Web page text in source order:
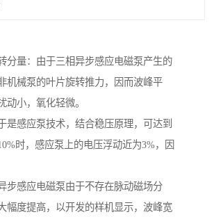
分量：由于三相异步感应电磁泵产生的
机械泵的叶片旋转推力，因而波峰平
动小，氧化轻微。
是感应泵技术，结合稳压原理，可达到
时，感应泵上的电压浮动近为3%，因
步感应电磁泵由于不存在脉动磁场分
幅度提高，以开发的样机显示，波峰宽